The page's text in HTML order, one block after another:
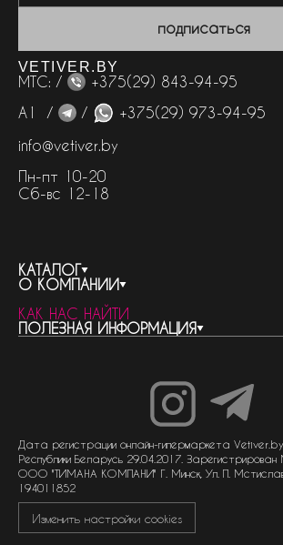
подписаться
VETIVER.BY
МТС: /
+375(29) 843-94-95
А1 /
/
+375(29) 973-94-95
info@vetiver.by
Пн-пт 10-20
Сб-вс 12-18
КАТАЛОГ
весь каталог
бренды
женская парфюмерия
мужская парфюмерия
унисекс парфюмерия
О КОМПАНИИ
контакты
о компании
доставка и оплата
КАК НАС НАЙТИ
ПОЛЕЗНАЯ ИНФОРМАЦИЯ
как совершить покупку
политика обработки персональных
политика обработки файлов
Дата регистрации онлайн-гипермаркета
Республики Беларусь 29.04.2017. Зарегистрирован
ООО "ТИМАНА КОМПАНИ" Г. Минск, Ул. П.
194011852
Изменить настройки cookies